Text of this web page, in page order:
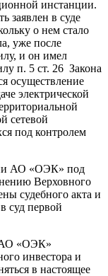
инстанции.
заявлен в суде
о нем стало
уже после
и он имел
п. 5 ст. 26 Закона
осуществление
электрической
сетевой
под контролем
АО «ОЭК» под
Верховного
судебного акта и
суд первой
АО «ОЭК»
инвестора и
в настоящее